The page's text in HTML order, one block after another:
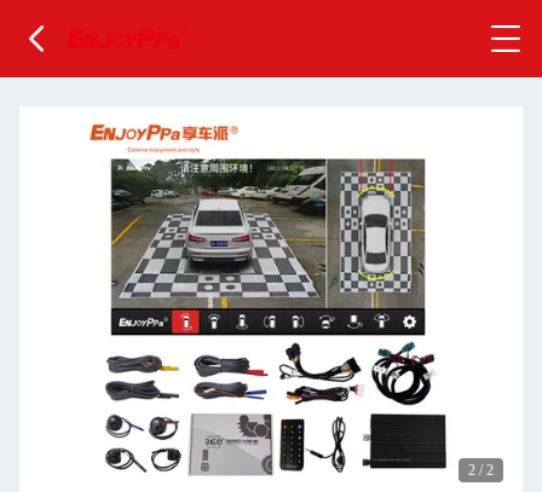
2 / 2